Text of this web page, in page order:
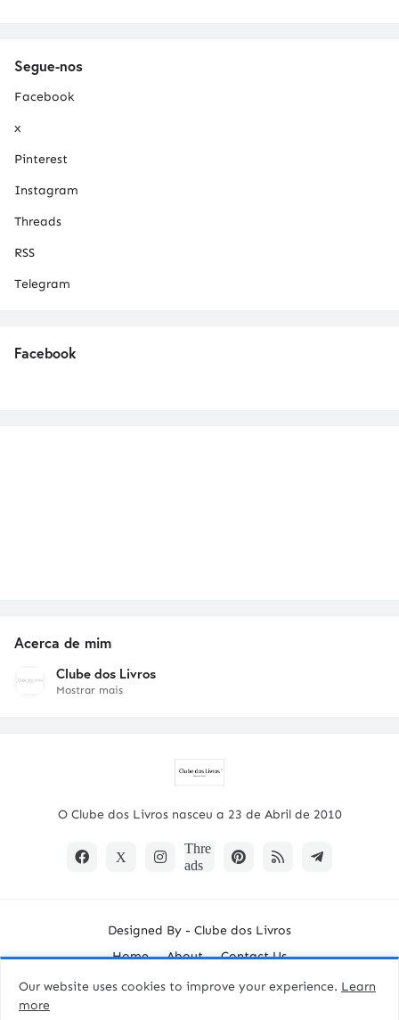
Segue-nos
Facebook
x
Pinterest
Instagram
Threads
RSS
Telegram
Facebook
Acerca de mim
Clube dos Livros
Mostrar mais
O Clube dos Livros nasceu a 23 de Abril de 2010
Designed By - Clube dos Livros
Home
About
Contact Us
Our website uses cookies to improve your experience. Learn
more